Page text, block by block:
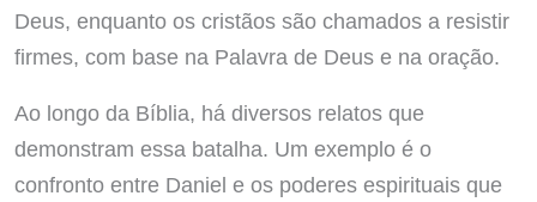
Deus, enquanto os cristãos são chamados a resistir
firmes, com base na Palavra de Deus e na oração.
Ao longo da Bíblia, há diversos relatos que
demonstram essa batalha. Um exemplo é o
confronto entre Daniel e os poderes espirituais que